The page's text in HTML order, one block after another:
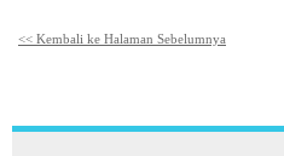
<< Kembali ke Halaman Sebelumnya